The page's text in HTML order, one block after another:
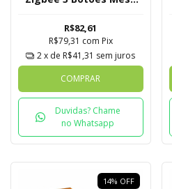
R$82,61
R$79,31 com Pix
2x de R$41,31 sem juros
COMPRAR
Duvidas? Chame
no Whatsapp
14% OFF